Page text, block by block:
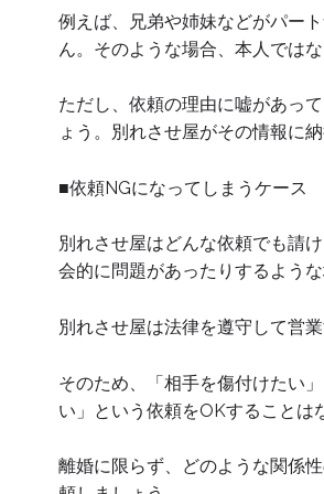
例えば、兄弟や姉妹などがパー
ん。そのような場合、本人では
ただし、依頼の理由に嘘があっ
ょう。別れさせ屋がその情報に
■依頼NGになってしまうケース
別れさせ屋はどんな依頼でも請
会的に問題があったりするよう
別れさせ屋は法律を遵守して営
そのため、「相手を傷付けたい
い」という依頼をOKすることは
離婚に限らず、どのような関係